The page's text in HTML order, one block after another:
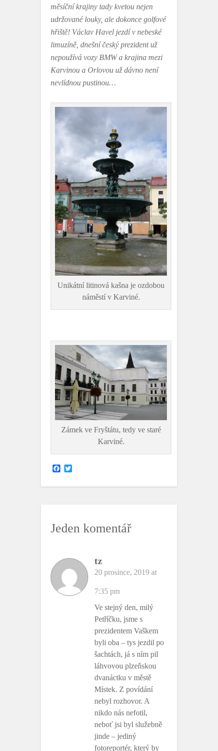
měsíční krajiny tady kvetou nejen
udržované louky, ale dokonce golfové
hřiště! Václav Havel jezdí v nebeské
limuzíně, dnešní český prezident už
nepoužívá vozy BMW a krajina mezi
Karvinou a Orlovou už dávno není
nevlídnou pustinou…
Unikátní litinová kašna je ozdobou
náměstí v Karviné.
Zámek ve Fryštátu, tedy ve staré
Karviné.
F
Jeden komentář
tz
20 prosince, 2019 at
7:35 pm
Ve stejný den, milý
Petříčku, jsme s
prezidentem Vaškem
byli oba – tys jezdil po
šachtách, já s ním pil
láhvovou plzeňskou
dvanáctku v městě
Místek. Z povídání
nebyl rozhovor. A
nikdo nás nefotil,
neboť jsi byl služebně
jinde – jediný
fotoreportér, který by